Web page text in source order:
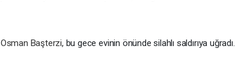
Osman Başterzi, bu gece evinin önünde silahlı saldırıya uğradı.